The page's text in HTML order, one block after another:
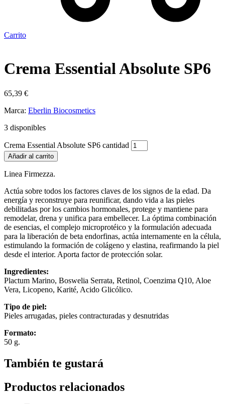
Carrito
Crema Essential Absolute SP6
65,39 €
Marca: Eberlin Biocosmetics
3 disponibles
Crema Essential Absolute SP6 cantidad
Añadir al carrito
Linea Firmezza.
Actúa sobre todos los factores claves de los signos de la edad. Da
energía y reconstruye para reunificar, dando vida a las pieles
debilitadas por los cambios hormonales, protege y mantiene para
remodelar, drena y unifica para embellecer. La óptima combinación
de esencias, el complejo microprotéico y la formulación adecuada
para la liberación de beta endorfinas, actúa internamente en la célula,
estimulando la formación de colágeno y elastina, reafirmando la piel
desde el interior. Aporta factor de protección solar.
Ingredientes:
Plactum Marino, Boswelia Serrata, Retinol, Coenzima Q10, Aloe
Vera, Licopeno, Karité, Acido Glicólico.
Tipo de pìel:
Pieles arrugadas, pieles contracturadas y desnutridas
Formato:
50 g.
También te gustará
Productos relacionados